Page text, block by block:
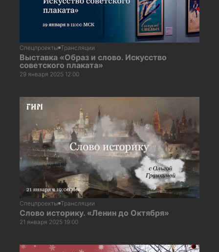
Спецпроекты Трансляции
Выставка «Образ и слово. Искусство
советского плаката»
29 января 2025 12:00
Спецпроекты Трансляции
Слово историку. «Ленин до Октября»
21 января 2025 19:00